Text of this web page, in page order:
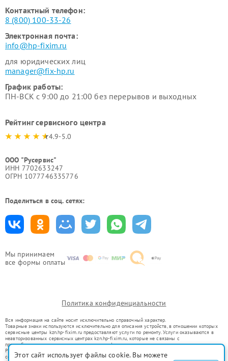
Мы принимаем
все формы оплаты
Контактный телефон:
8 (800) 100-33-26
Электронная почта:
info@hp-fixim.ru
для юридических лиц
manager@fix-hp.ru
График работы:
ПН-ВСК с 9:00 до 21:00 без перерывов и выходных
Рейтинг сервисного центра
4.9-5.0
ООО "Русервис"
ИНН 7702633247
ОГРН 1077746335776
Поделиться в соц. сетях:
Политика конфиденциальности
Вся информация на сайте носит исключительно справочный характер.
Товарные знаки используются исключительно для описания устройств, в отношении которых
сервисные центры kzn.hp-fixim.ru предоставляют услуги по ремонту. Услуги оказываются в
неавторизованных сервисных центрах kzn.hp-fixim.ru, которые не связаны с
правообладателями товарных знаков или их официальными представителями.
Ремонт осуществляется для устройств, уже введенных в гражданский оборот в соответствии
со статьей 1487 ГК РФ.
Этот сайт использует файлы cookie. Вы можете